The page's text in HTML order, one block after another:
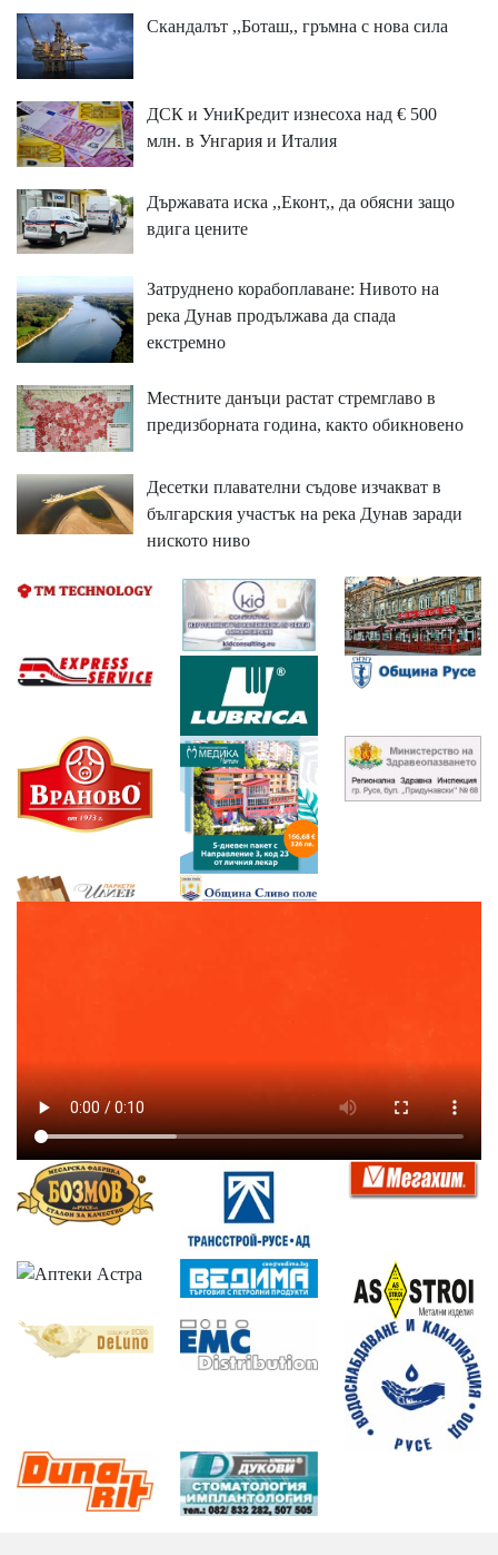
Скандалът ,,Боташ,, гръмна с нова сила
ДСК и УниКредит изнесоха над € 500
млн. в Унгария и Италия
Държавата иска ,,Еконт,, да обясни защо
вдига цените
Затруднено корабоплаване: Нивото на
река Дунав продължава да спада
екстремно
Местните данъци растат стремглаво в
предизборната година, както обикновено
Десетки плавателни съдове изчакват в
българския участък на река Дунав заради
ниското ниво